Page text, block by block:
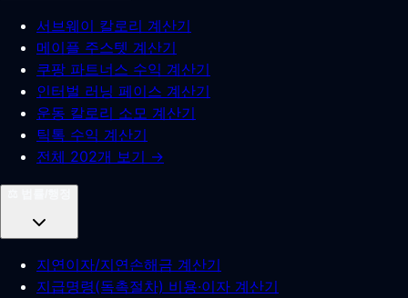
서브웨이 칼로리 계산기
메이플 주스텟 계산기
쿠팡 파트너스 수익 계산기
인터벌 러닝 페이스 계산기
운동 칼로리 소모 계산기
틱톡 수익 계산기
전체 202개 보기 →
지연이자/지연손해금 계산기
지급명령(독촉절차) 비용·이자 계산기